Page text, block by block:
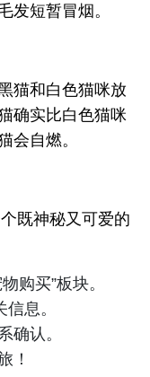
发短暂冒烟。
猫和白色猫咪放
确实比白色猫咪
会自燃。
既神秘又可爱的
购买”板块。
息。
确认。
！